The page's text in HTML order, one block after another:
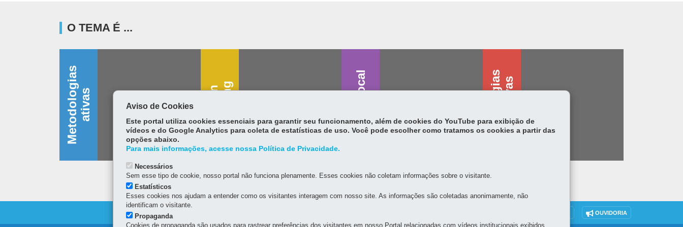
O TEMA É ...
M
e
t
o
d
o
l
o
g
i
a
s
a
t
i
v
as D
e
s
i
g
n
t
h
i
n
k
i
ng Saúde vocal T
e
c
n
o
l
o
g
ia
s
a
s
s
i
s
t
i
v
as
OUVIDORIA
Aviso de Cookies
Este portal utiliza cookies essenciais para garantir seu funcionamento, além de cookies do YouTube para exibição de
vídeos e do Google Analytics para coleta de estatísticas de uso. Você pode escolher como tratamos os cookies a partir das
opções abaixo.
Para mais informações, acesse nossa Política de Privacidade.
Necessários
Sem esse tipo de cookie, nosso portal não funciona plenamente. Esses cookies não coletam informações sobre o visitante.
Estatísticos
Esses cookies nos ajudam a entender como os visitantes interagem com nosso site. As informações são coletadas anonimamente, não
identificam o visitante.
Propaganda
Cookies de propaganda são usados para rastrear preferências dos visitantes em nosso Portal relacionadas com vídeos institucionais exibidos